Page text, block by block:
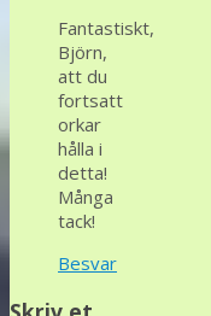
Fantastiskt,
Björn,
att du
fortsatt
orkar
hålla i
detta!
Många
tack!
Besvar